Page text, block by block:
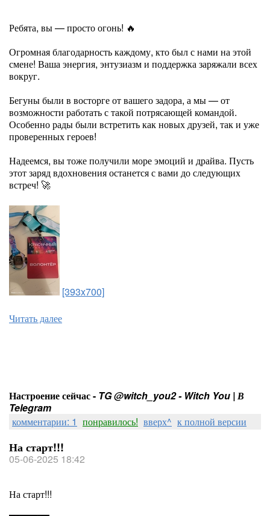
Ребята, вы — просто огонь! 🔥
Огромная благодарность каждому, кто был с нами на этой
смене! Ваша энергия, энтузиазм и поддержка заряжали всех
вокруг.
Бегуны были в восторге от вашего задора, а мы — от
возможности работать с такой потрясающей командой.
Особенно рады были встретить как новых друзей, так и уже
проверенных героев!
Надеемся, вы тоже получили море эмоций и драйва. Пусть
этот заряд вдохновения останется с вами до следующих
встреч! 🚀
[393x700]
Читать далее
Настроение сейчас - TG @witch_you2 - Witch You | В
Telegram
комментарии: 1 понравилось! вверх^ к полной версии
На старт!!!
05-06-2025 18:42
На старт!!!